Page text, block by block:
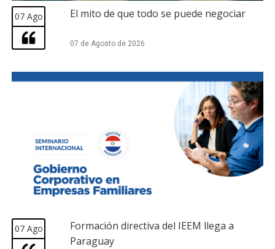
07 Ago El mito de que todo se puede negociar
07 de Agosto de 2026
07 Ago
Formación directiva del IEEM llega a
Paraguay